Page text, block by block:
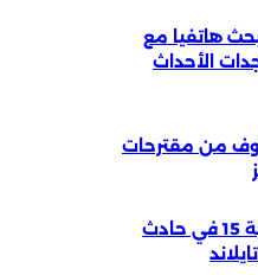
هاتفيا مع
الأحداث
من مقترحات
مقتل 7 أشخاص وإصابة 15 في حادث